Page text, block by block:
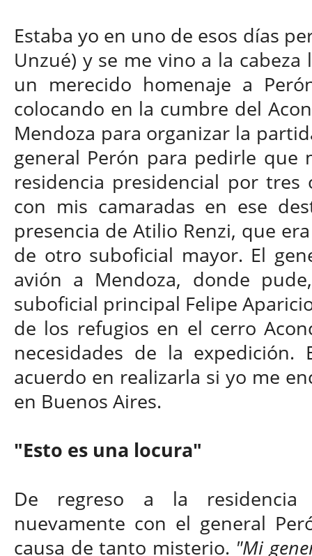
Estaba yo en uno de esos días
Unzué) y se me vino a la
un merecido homenaje a
colocando en la cumbre del
Mendoza para organizar la
general Perón para pedirle
residencia presidencial por
con mis camaradas en ese
presencia de Atilio Renzi, que
de otro suboficial mayor. El
avión a Mendoza, donde
suboficial principal Felipe
de los refugios en el cerro
necesidades de la expedición.
acuerdo en realizarla si yo me
en Buenos Aires.
"Esto es una locura"
De regreso a la residencia
nuevamente con el general
causa de tanto misterio. "Mi